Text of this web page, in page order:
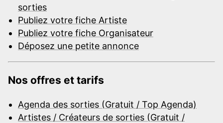
sorties
Publiez votre fiche Artiste
Publiez votre fiche Organisateur
Déposez une petite annonce
Nos offres et tarifs
Agenda des sorties (Gratuit / Top Agenda)
Artistes / Créateurs de sorties (Gratuit /